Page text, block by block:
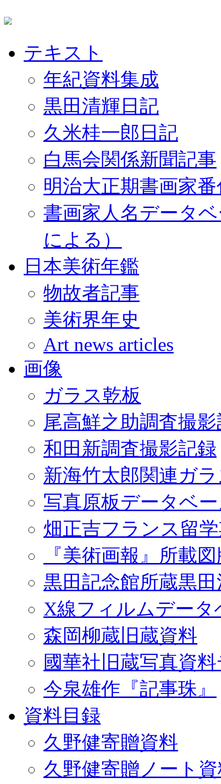
テキスト
年紀資料集成
黒田清輝日記
久米桂一郎日記
白馬会関係新聞記事
明治大正期書画家
書画家人名データ
による）
日本美術年鑑
物故者記事
美術界年史
Art news articles
画像
ガラス乾板
尾高鮮之助調査撮
和田新調査撮影記録
新海竹太郎関連ガ
写真原板データベ
畑正吉フランス留
『美術画報』所載
黒田記念館所蔵黒
X線フィルムデータ
森岡柳蔵旧蔵資料
國華社旧蔵写真資
今泉雄作『記事珠』
資料目録
久野健寄贈資料
久野健寄贈ノート